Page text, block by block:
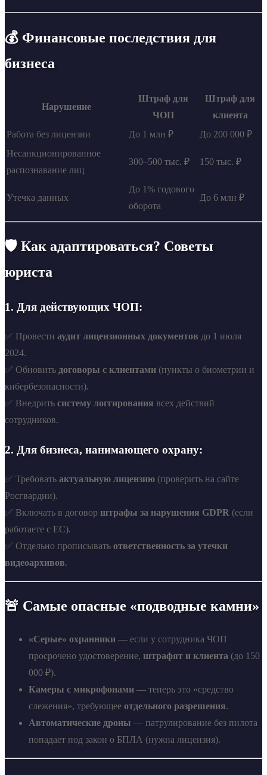
💰 Финансовые последствия для
бизнеса
Нарушение
Штраф для
ЧОП
Штраф для
клиента
Работа без лицензии
До 1 млн ₽
До 200 000 ₽
Несанкционированное
распознавание лиц
300–500 тыс. ₽ 150 тыс. ₽
Утечка данных
До 1% годового
оборота
До 6 млн ₽
🛡️ Как адаптироваться? Советы
юриста
1. Для действующих ЧОП:
✅ Провести аудит лицензионных документов до 1 июля
2024.
✅ Обновить договоры с клиентами (пункты о биометрии и
кибербезопасности).
✅ Внедрить систему логгирования всех действий
сотрудников.
2. Для бизнеса, нанимающего охрану:
✅ Требовать актуальную лицензию (проверить на сайте
Росгвардии).
✅ Включать в договор штрафы за нарушения GDPR (если
работаете с ЕС).
✅ Отдельно прописывать ответственность за утечки
видеоархивов.
🚨 Самые опасные «подводные камни»
«Серые» охранники — если у сотрудника ЧОП
просрочено удостоверение, штрафят и клиента (до 150
000 ₽).
Камеры с микрофонами — теперь это «средство
слежения», требующее отдельного разрешения.
Автоматические дроны — патрулирование без пилота
попадает под закон о БПЛА (нужна лицензия).